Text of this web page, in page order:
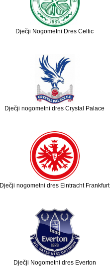
Dječji Nogometni Dres Celtic
Dječji nogometni dres Crystal Palace
Dječji nogometni dres Eintracht Frankfurt
Dječji Nogometni dres Everton